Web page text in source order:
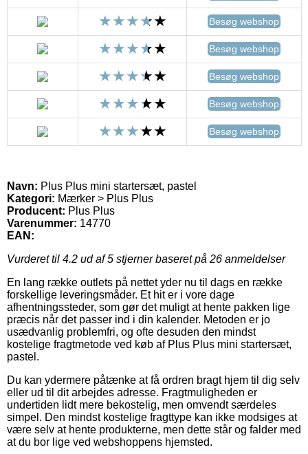
Besøg webshop
Besøg webshop
Besøg webshop
Besøg webshop
Besøg webshop
Navn: Plus Plus mini startersæt, pastel
Kategori: Mærker > Plus Plus
Producent: Plus Plus
Varenummer: 14770
EAN:
Vurderet til 4.2 ud af 5 stjerner baseret på 26 anmeldelser
En lang række outlets på nettet yder nu til dags en række
forskellige leveringsmåder. Et hit er i vore dage
afhentningssteder, som gør det muligt at hente pakken lige
præcis når det passer ind i din kalender. Metoden er jo
usædvanlig problemfri, og ofte desuden den mindst
kostelige fragtmetode ved køb af Plus Plus mini startersæt,
pastel.
Du kan ydermere påtænke at få ordren bragt hjem til dig selv
eller ud til dit arbejdes adresse. Fragtmuligheden er
undertiden lidt mere bekostelig, men omvendt særdeles
simpel. Den mindst kostelige fragttype kan ikke modsiges at
være selv at hente produkterne, men dette står og falder med
at du bor lige ved webshoppens hjemsted.